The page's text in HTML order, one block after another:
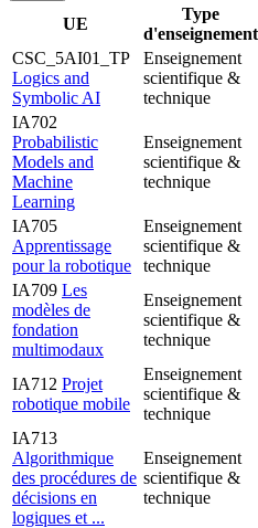
UE
Type
d'enseignement
CSC_5AI01_TP
Logics and
Symbolic AI
Enseignement
scientifique &
technique
IA702
Probabilistic
Models and
Machine
Learning
Enseignement
scientifique &
technique
IA705
Apprentissage
pour la robotique
Enseignement
scientifique &
technique
IA709 Les
modèles de
fondation
multimodaux
Enseignement
scientifique &
technique
IA712 Projet
robotique mobile
Enseignement
scientifique &
technique
IA713
Algorithmique
des procédures de
décisions en
logiques et ...
Enseignement
scientifique &
technique